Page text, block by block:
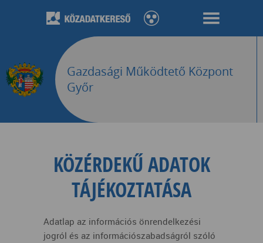
Gazdasági Működtető Központ
Győr
KÖZÉRDEKŰ ADATOK
TÁJÉKOZTATÁSA
Adatlap az információs önrendelkezési
jogról és az információszabadságról szóló